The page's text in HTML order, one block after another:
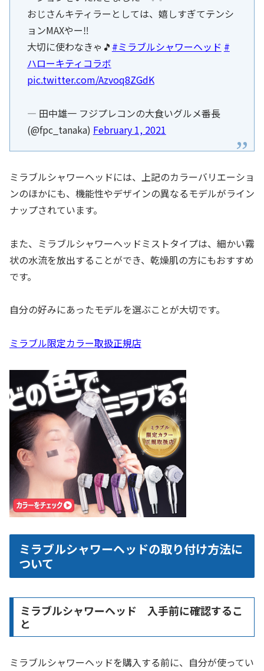
おじさんキティラーとしては、嬉しすぎてテンシ
ョンMAXやー‼️
大切に使わなきゃ🎵 #ミラブルシャワーヘッド #
ハローキティコラボ
pic.twitter.com/Azvoq8ZGdK
— 田中雄一 フジプレコンの大食いグルメ番長
(@fpc_tanaka) February 1, 2021
ミラブルシャワーヘッドには、上記のカラーバリエーショ
ンのほかにも、機能性やデザインの異なるモデルがライン
ナップされています。
また、ミラブルシャワーヘッドミストタイプは、細かい霧
状の水流を放出することができ、乾燥肌の方にもおすすめ
です。
自分の好みにあったモデルを選ぶことが大切です。
ミラブル限定カラー取扱正規店
ミラブルシャワーヘッドの取り付け方法に
ついて
ミラブルシャワーヘッド 入手前に確認するこ
と
ミラブルシャワーヘッドを購入する前に、自分が使ってい